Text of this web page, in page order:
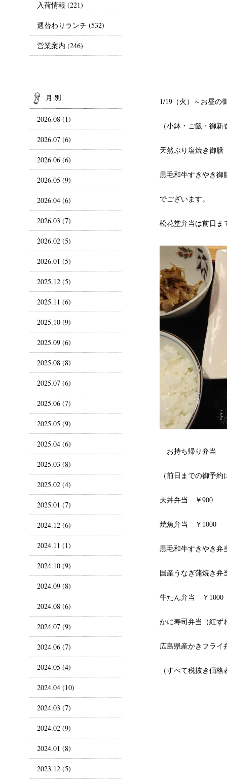
1/19（火）～お昼の
（小鉢・ご飯・御
天然ぶり塩焼き御
黒毛和牛すきやき
でございます。
松花堂弁当は前日ま
お持ち帰り弁当
（前日までの御予
天丼弁当 ￥900
焼魚弁当 ￥1000
黒毛和牛すきやき
国産うなぎ蒲焼き
牛たん弁当 ￥1000
かに寿司弁当（紅
広島県産かきフラ
（すべて税抜き価
入荷情報 (221)
週替わりランチ (532)
営業案内 (246)
2026.08 (1)
2026.07 (6)
2026.06 (6)
2026.05 (9)
2026.04 (6)
2026.03 (7)
2026.02 (5)
2026.01 (5)
2025.12 (5)
2025.11 (6)
2025.10 (9)
2025.09 (6)
2025.08 (8)
2025.07 (6)
2025.06 (7)
2025.05 (9)
2025.04 (6)
2025.03 (8)
2025.02 (4)
2025.01 (7)
2024.12 (6)
2024.11 (1)
2024.10 (9)
2024.09 (8)
2024.08 (6)
2024.07 (9)
2024.06 (7)
2024.05 (4)
2024.04 (10)
2024.03 (7)
2024.02 (9)
2024.01 (8)
2023.12 (5)